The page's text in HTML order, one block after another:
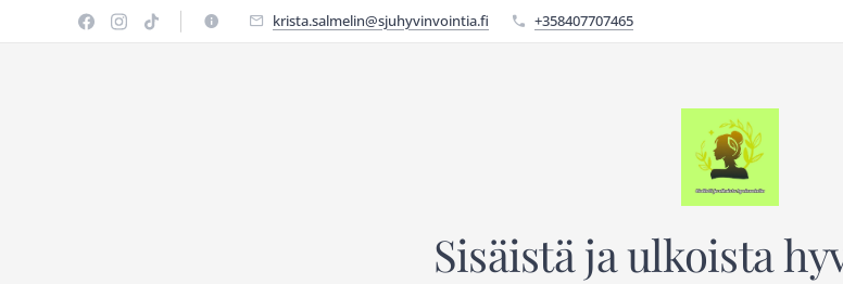
krista.salmelin@sjuhyvinvointia.fi +358407707465
Sisäistä ja ulkoista